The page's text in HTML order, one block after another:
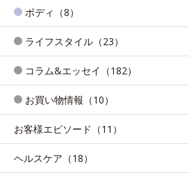
ボディ（8）
ライフスタイル（23）
コラム&エッセイ（182）
お買い物情報（10）
お客様エピソード（11）
ヘルスケア（18）